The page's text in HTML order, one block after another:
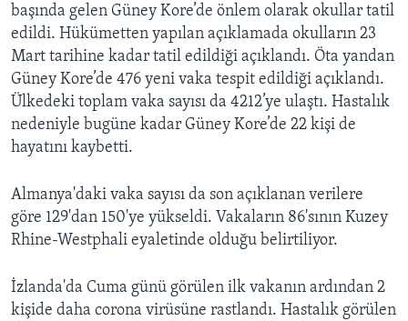
başında gelen Güney Kore’de önlem olarak okullar tatil
edildi. Hükümetten yapılan açıklamada okulların 23
Mart tarihine kadar tatil edildiği açıklandı. Öta yandan
Güney Kore’de 476 yeni vaka tespit edildiği açıklandı.
Ülkedeki toplam vaka sayısı da 4212’ye ulaştı. Hastalık
nedeniyle bugüne kadar Güney Kore’de 22 kişi de
hayatını kaybetti.
Almanya'daki vaka sayısı da son açıklanan verilere
göre 129'dan 150'ye yükseldi. Vakaların 86'sının Kuzey
Rhine-Westphali eyaletinde olduğu belirtiliyor.
İzlanda'da Cuma günü görülen ilk vakanın ardından 2
kişide daha corona virüsüne rastlandı. Hastalık görülen